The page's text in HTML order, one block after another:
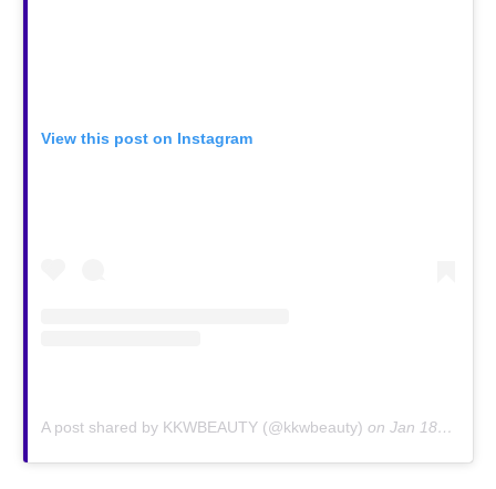
View this post on Instagram
A post shared by KKWBEAUTY (@kkwbeauty) on Jan 18, 2019 at 10:14am PST